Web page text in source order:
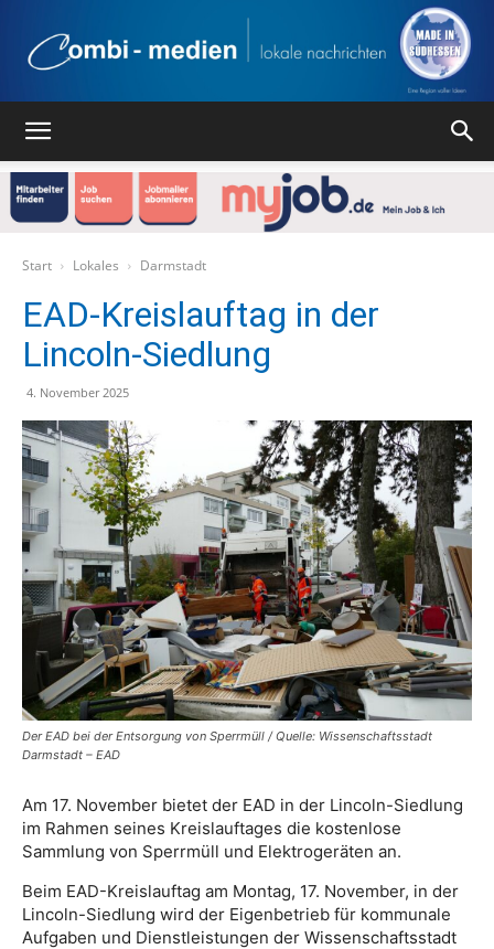
Verlag
Start Lokales Darmstadt
EAD-Kreislauftag in der
Lincoln-Siedlung
4. November 2025
Der EAD bei der Entsorgung von Sperrmüll / Quelle: Wissenschaftsstadt
Darmstadt – EAD
Am 17. November bietet der EAD in der Lincoln-Siedlung
im Rahmen seines Kreislauftages die kostenlose
Sammlung von Sperrmüll und Elektrogeräten an.
Beim EAD-Kreislauftag am Montag, 17. November, in der
Lincoln-Siedlung wird der Eigenbetrieb für kommunale
Aufgaben und Dienstleistungen der Wissenschaftsstadt